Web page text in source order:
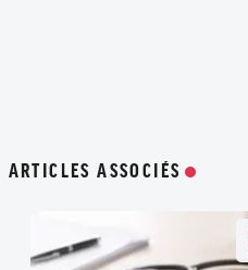
ARTICLES ASSOCIÉS